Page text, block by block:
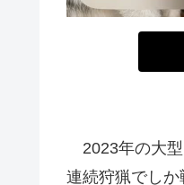
2023年の大型
連続狩猟でしか